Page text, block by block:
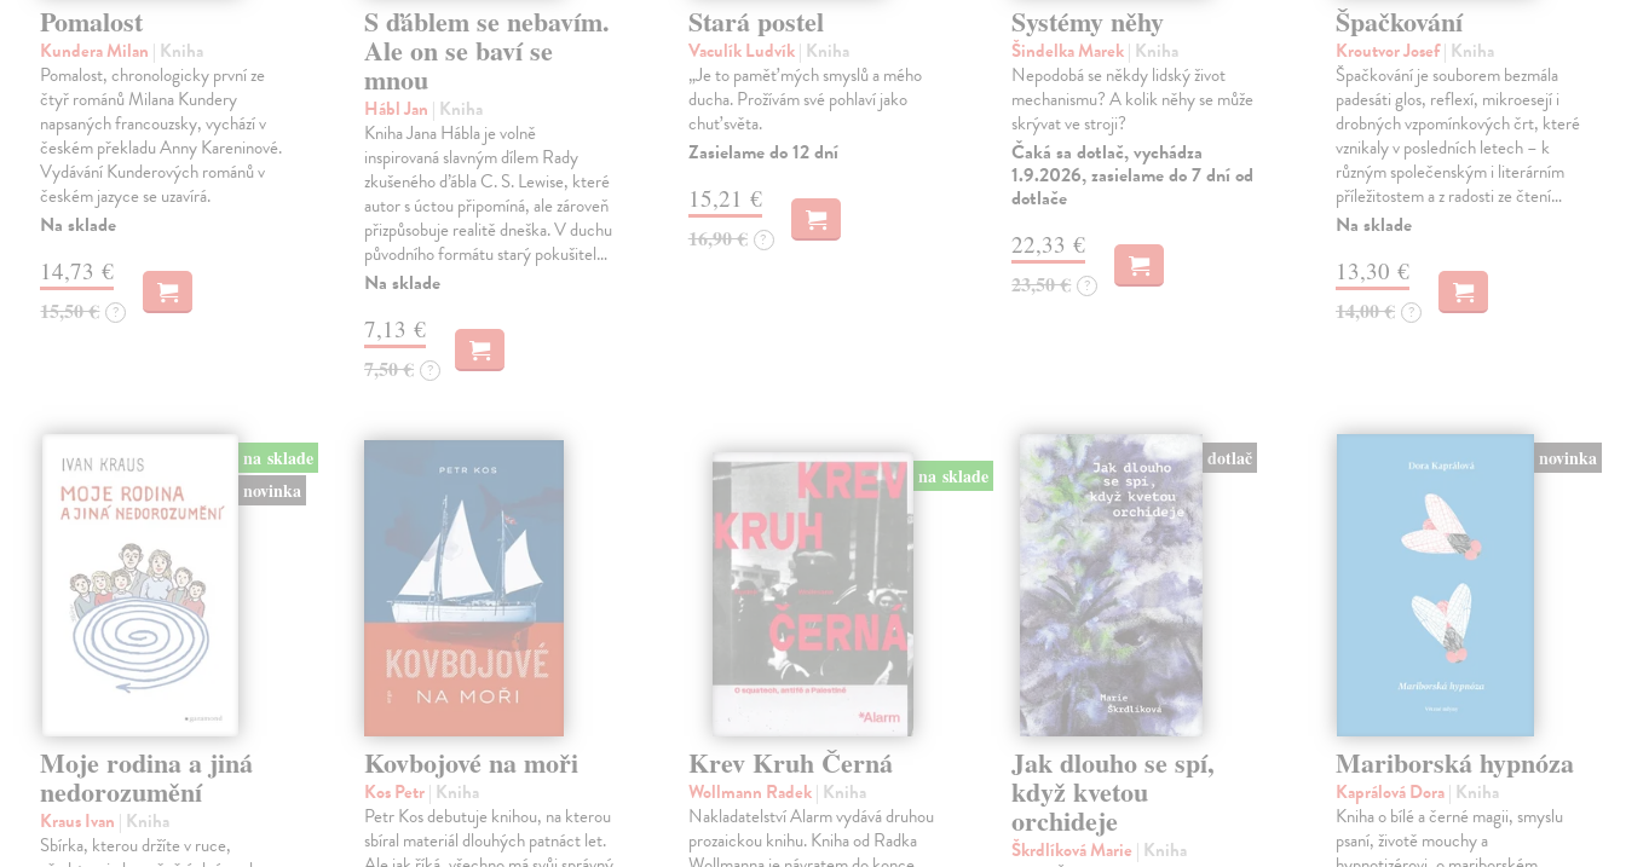
Pomalost
Kundera Milan | Kniha
Pomalost, chronologicky první ze
čtyř románů Milana Kundery
napsaných francouzsky, vychází v
českém překladu Anny Kareninové.
Vydávání Kunderových románů v
českém jazyce se uzavírá.
Na sklade
14,73 €
15,50 € ?
S ďáblem se nebavím.
Ale on se baví se
mnou
Hábl Jan | Kniha
Kniha Jana Hábla je volně
inspirovaná slavným dílem Rady
zkušeného ďábla C. S. Lewise, které
autor s úctou připomíná, ale zároveň
přizpůsobuje realitě dneška. V duchu
původního formátu starý pokušitel…
Na sklade
7,13 €
7,50 € ?
Stará postel
Vaculík Ludvík| Kniha
„Je to paměť mých smyslů a mého
ducha. Prožívám své pohlaví jako
chuť světa.
Zasielame do 12 dní
15,21 €
16,90 € ?
Systémy něhy
Šindelka Marek| Kniha
Nepodobá se někdy lidský život
mechanismu? A kolik něhy se může
skrývat ve stroji?
Čaká sa dotlač, vychádza
1.9.2026, zasielame do 7 dní od
dotlače
22,33 €
23,50 € ?
Špačkování
Kroutvor Josef| Kniha
Špačkování je souborem bezmála
padesáti glos, reflexí, mikroesejí i
drobných vzpomínkových črt, které
vznikaly v posledních letech – k
různým společenským i literárním
příležitostem a z radosti ze čtení…
Na sklade
13,30 €
14,00 € ?
na sklade
novinka
Moje rodina a jiná
nedorozumění
Kraus Ivan | Kniha
Sbírka, kterou držíte v ruce,
Kovbojové na moři
Kos Petr| Kniha
Petr Kos debutuje knihou, na kterou
sbíral materiál dlouhých patnáct let.
na sklade
Krev Kruh Černá
Wollmann Radek| Kniha
Nakladatelství Alarm vydává druhou
prozaickou knihu. Kniha od Radka
dotlač
Jak dlouho se spí,
když kvetou
orchideje
Škrdlíková Marie | Kniha
novinka
Mariborská hypnóza
Kaprálová Dora| Kniha
Kniha o bílé a černé magii, smyslu
psaní, životě mouchy a